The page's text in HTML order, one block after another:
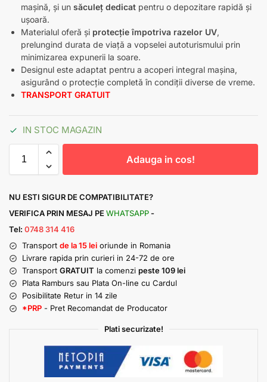
mașină, și un săculeț dedicat pentru o depozitare rapidă și
ușoară.
Materialul oferă și protecție împotriva razelor UV,
prelungind durata de viață a vopselei autoturismului prin
minimizarea expunerii la soare.
Designul este adaptat pentru a acoperi integral mașina,
asigurând o protecție completă în condiții diverse de vreme.
TRANSPORT GRATUIT
IN STOC MAGAZIN
Adauga in cos!
NU ESTI SIGUR DE COMPATIBILITATE?
VERIFICA PRIN MESAJ PE WHATSAPP -
Tel: 0748 314 416
Transport de la 15 lei oriunde in Romania
Livrare rapida prin curieri in 24-72 de ore
Transport GRATUIT la comenzi peste 109 lei
Plata Ramburs sau Plata On-line cu Cardul
Posibilitate Retur in 14 zile
*PRP - Pret Recomandat de Producator
Plati securizate!